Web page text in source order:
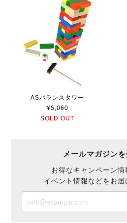
ASバランスタワー
¥5,060
SOLD OUT
メールマガジン
お得なキャンペーン情
イベント情報などをお届